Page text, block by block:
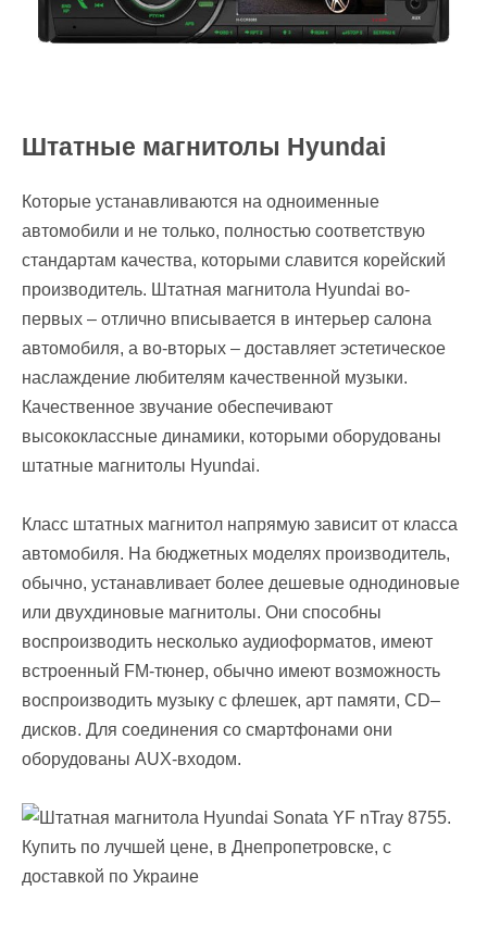
Штатные магнитолы Hyundai
Которые устанавливаются на одноименные
автомобили и не только, полностью соответствую
стандартам качества, которыми славится корейский
производитель. Штатная магнитола Hyundai во-
первых – отлично вписывается в интерьер салона
автомобиля, а во-вторых – доставляет эстетическое
наслаждение любителям качественной музыки.
Качественное звучание обеспечивают
высококлассные динамики, которыми оборудованы
штатные магнитолы Hyundai.
Класс штатных магнитол напрямую зависит от класса
автомобиля. На бюджетных моделях производитель,
обычно, устанавливает более дешевые однодиновые
или двухдиновые магнитолы. Они способны
воспроизводить несколько аудиоформатов, имеют
встроенный FM-тюнер, обычно имеют возможность
воспроизводить музыку с флешек, арт памяти, CD–
дисков. Для соединения со смартфонами они
оборудованы AUX-входом.